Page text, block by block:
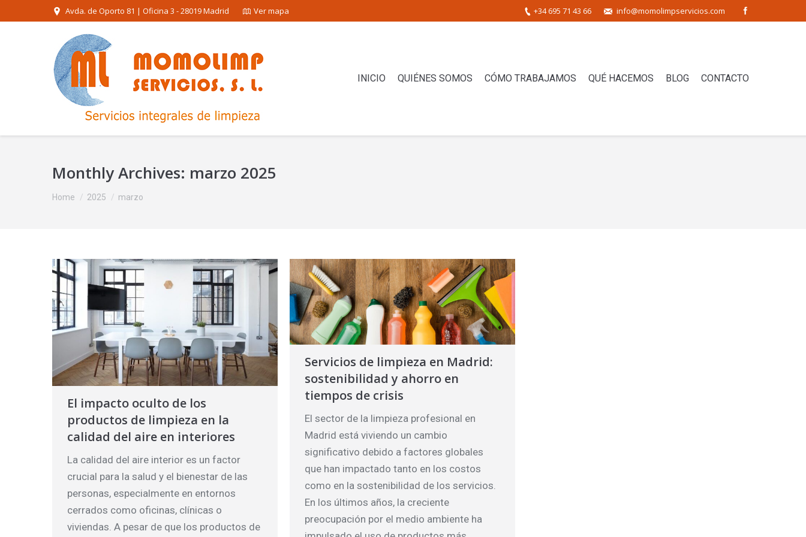
Avda. de Oporto 81 | Oficina 3 - 28019 Madrid Ver mapa +34 695 71 43 66 info@momolimpservicios.com
INICIO QUIÉNES SOMOS CÓMO TRABAJAMOS QUÉ HACEMOS BLOG CONTACTO
Monthly Archives: marzo 2025
You are here:
Home 2025 marzo
El impacto oculto de los
productos de limpieza en la
calidad del aire en interiores
La calidad del aire interior es un factor
crucial para la salud y el bienestar de las
personas, especialmente en entornos
cerrados como oficinas, clínicas o
viviendas. A pesar de que los productos de
Servicios de limpieza en Madrid:
sostenibilidad y ahorro en
tiempos de crisis
El sector de la limpieza profesional en
Madrid está viviendo un cambio
significativo debido a factores globales
que han impactado tanto en los costos
como en la sostenibilidad de los servicios.
En los últimos años, la creciente
preocupación por el medio ambiente ha